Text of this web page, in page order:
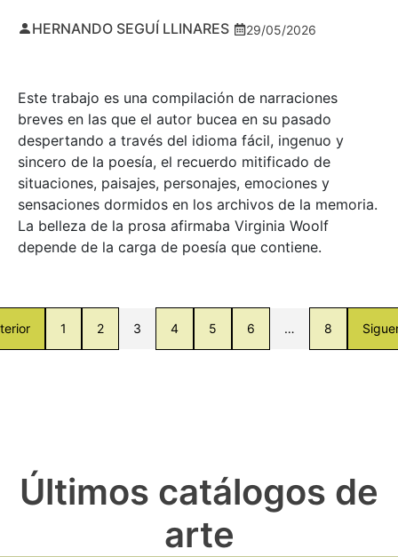
HERNANDO SEGUÍ LLINARES 29/05/2026
Este trabajo es una compilación de narraciones
breves en las que el autor bucea en su pasado
despertando a través del idioma fácil, ingenuo y
sincero de la poesía, el recuerdo mitificado de
situaciones, paisajes, personajes, emociones y
sensaciones dormidos en los archivos de la memoria.
La belleza de la prosa afirmaba Virginia Woolf
depende de la carga de poesía que contiene.
1 2 3 4 5 6 … 8
Últimos catálogos de
arte